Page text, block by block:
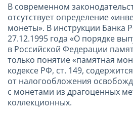
В современном
отсутствует определение
монеты». В инструкции Банка
27.12.1995 года «О порядке
в Российской Федерации
только понятие «памятная
кодексе РФ, ст. 149,
от налогообложения
с монетами из драгоценных
коллекционных.